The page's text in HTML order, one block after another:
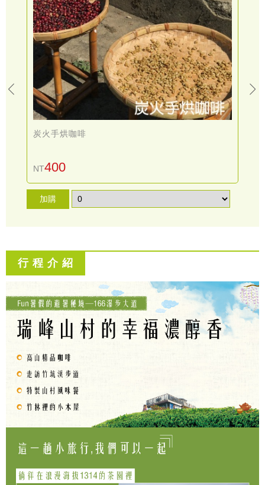
炭火手烘咖啡
NT400
加購
行 程 介 紹